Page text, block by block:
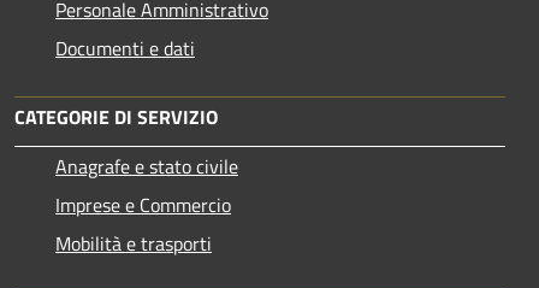
Personale Amministrativo
Documenti e dati
CATEGORIE DI SERVIZIO
Anagrafe e stato civile
Imprese e Commercio
Mobilità e trasporti